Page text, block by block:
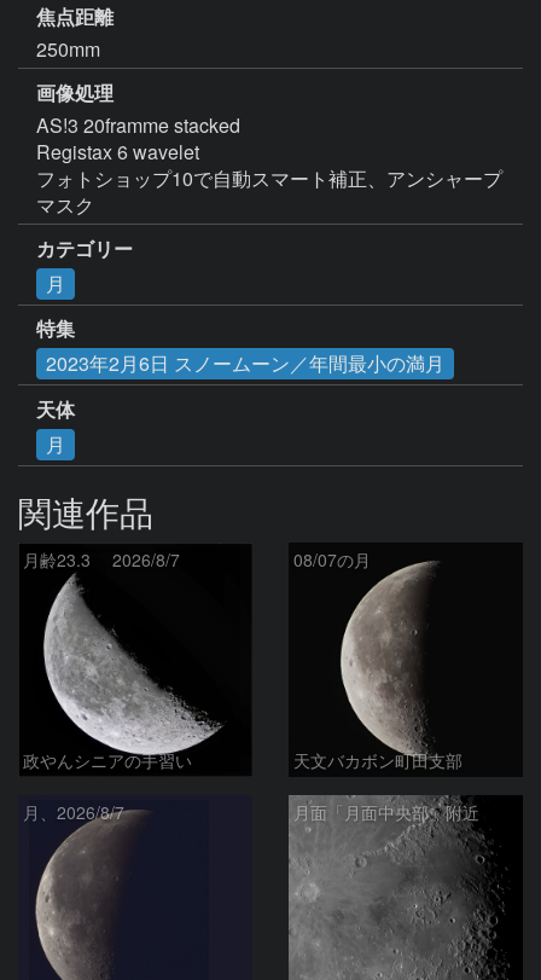
焦点距離
250mm
画像処理
AS!3 20framme stacked
Registax 6 wavelet
フォトショップ10で自動スマート補正、アンシャープ
マスク
カテゴリー
月
特集
2023年2月6日 スノームーン／年間最小の満月
天体
月
関連作品
月齢23.3 2026/8/7
政やんシニアの手習い
08/07の月
天文バカボン町田支部
月、2026/8/7 月面「月面中央部」附近